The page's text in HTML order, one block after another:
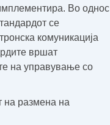
Во однос
се
комуникација
вршат
на управување со
на размена на